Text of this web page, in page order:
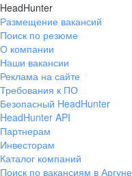
HeadHunter
Размещение вакансий
Поиск по резюме
О компании
Наши вакансии
Реклама на сайте
Требования к ПО
Безопасный HeadHunter
HeadHunter API
Партнерам
Инвесторам
Каталог компаний
Поиск по вакансиям в Аргуне